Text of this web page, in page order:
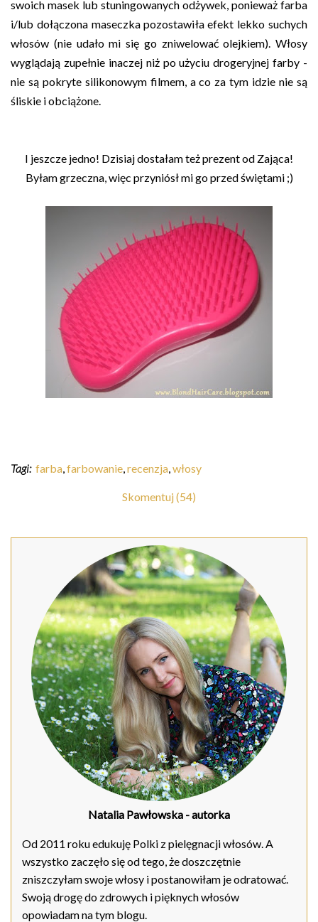
swoich masek lub stuningowanych odżywek, ponieważ farba
i/lub dołączona maseczka pozostawiła efekt lekko suchych
włosów (nie udało mi się go zniwelować olejkiem). Włosy
wyglądają zupełnie inaczej niż po użyciu drogeryjnej farby -
nie są pokryte silikonowym filmem, a co za tym idzie nie są
śliskie i obciążone.
I jeszcze jedno! Dzisiaj dostałam też prezent od Zająca!
Byłam grzeczna, więc przyniósł mi go przed świętami ;)
Tagi: farba farbowanie recenzja włosy
Skomentuj (54)
Natalia Pawłowska - autorka
Od 2011 roku edukuję Polki z pielęgnacji włosów. A
wszystko zaczęło się od tego, że doszczętnie
zniszczyłam swoje włosy i postanowiłam je odratować.
Swoją drogę do zdrowych i pięknych włosów
opowiadam na tym blogu.